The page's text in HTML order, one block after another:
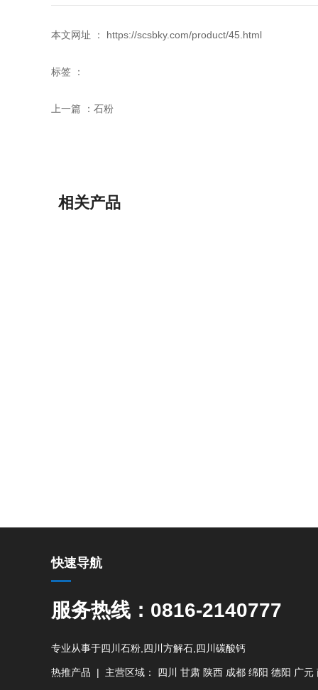
本文网址 ： https://scsbky.com/product/45.html
标签 ：
上一篇 ： 石粉
相关产品
快速导航
服务热线：0816-2140777
专业从事于四川石粉 四川方解石 四川碳酸钙
热推产品 | 主营区域： 四川 甘肃 陕西 成都 绵阳 德阳 广元